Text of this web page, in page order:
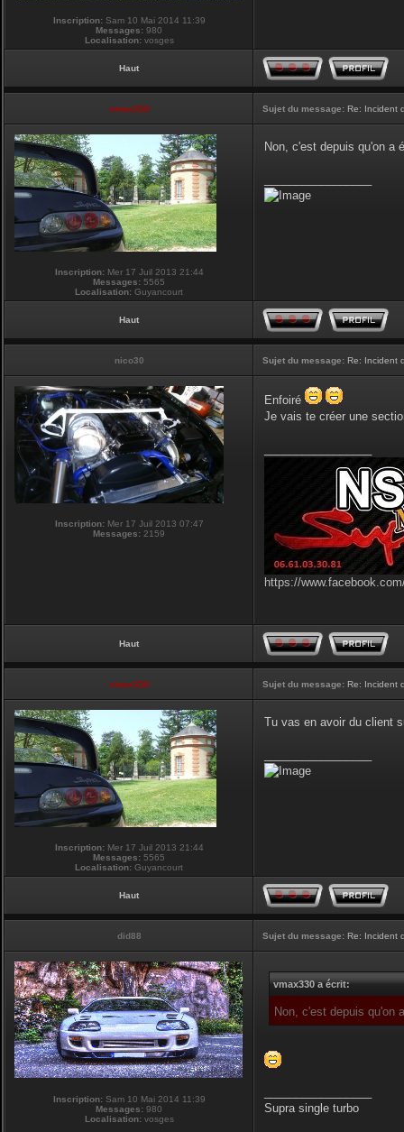
Inscription:Sam 10 Mai 2014 11:39
Messages: 980
Localisation:vosges
Haut
vmax330 Sujet du message: Re: Incident
Inscription:Mer 17 Juil 2013 21:44
Messages: 5565
Localisation: Guyancourt
Non, c'est depuis qu'on a
Haut
nico30 Sujet du message: Re: Incident
Inscription:Mer 17 Juil 2013 07:47
Messages: 2159
Enfoiré
Je vais te créer une
https://
Haut
vmax330 Sujet du message: Re: Incident
Inscription:Mer 17 Juil 2013 21:44
Messages: 5565
Localisation: Guyancourt
Tu vas en avoir du client
Haut
did88 Sujet du message: Re: Incident
Inscription:Sam 10 Mai 2014 11:39
Messages: 980
Localisation:vosges
vmax330 a écrit:
Non, c'est depuis qu'on
Supra single turbo